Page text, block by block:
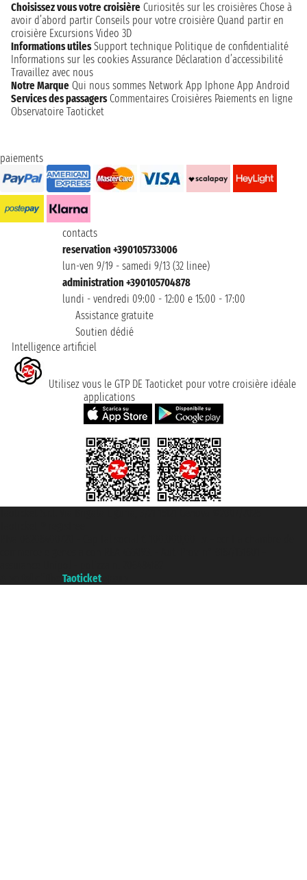
Choisissez vous votre croisière Curiosités sur les croisières Chose à
avoir d’abord partir Conseils pour votre croisière Quand partir en
croisière Excursions Video 3D
Informations utiles Support technique Politique de confidentialité
Informations sur les cookies Assurance Déclaration d’accessibilité
Travaillez avec nous
Notre Marque Qui nous sommes Network App Iphone App Android
Services des passagers Commentaires Croisières Paiements en ligne
Observatoire Taoticket
paiements
contacts
reservation +390105733006
lun-ven 9/19 - samedi 9/13 (32 linee)
administration +390105704878
lundi - vendredi 09:00 - 12:00 e 15:00 - 17:00
Assistance gratuite
Soutien dédié
Intelligence artificiel
Utilisez vous le GTP DE Taoticket pour votre croisière idéale
applications
Taoticket